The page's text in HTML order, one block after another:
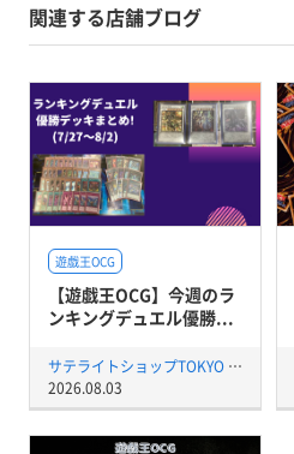
関連する店舗ブログ
遊戯王OCG
【遊戯王OCG】今週のラ
ンキングデュエル優勝...
サテライトショップTOKYO 秋葉原店
2026.08.03